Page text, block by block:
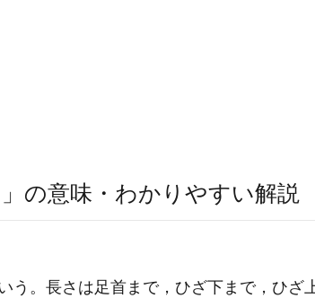
」の意味・わかりやすい解説
う。長さは足首まで，ひざ下まで，ひざ